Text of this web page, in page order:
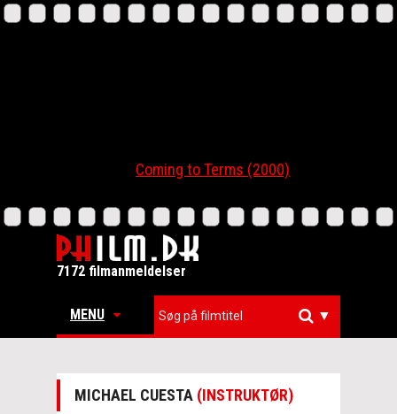
Coming to Terms (2000)
7172 filmanmeldelser
MENU ▼
MICHAEL CUESTA (INSTRUKTØR)